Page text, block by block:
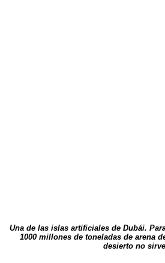
Una de las islas artificiales de Dubái.
1000 millones de toneladas de arena
desierto no sirve